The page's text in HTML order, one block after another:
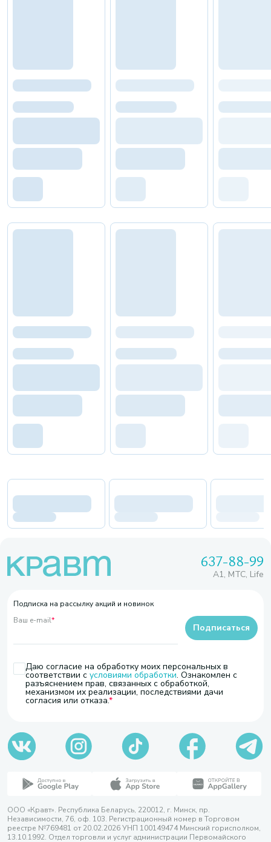
637-88-99
A1, МТС, Life
Подписка на рассылку акций и новинок
Ваш e-mail*
Даю согласие на обработку моих персональных в
соответствии с условиями обработки. Ознакомлен с
разъяснением прав, связанных с обработкой,
механизмом их реализации, последствиями дачи
согласия или отказа.
Подписаться
ООО «Кравт». Республика Беларусь, 220012, г. Минск, пр.
Независимости, 76, оф. 103. Регистрационный номер в Торговом
реестре №769481 от 20.02.2026 УНП 100149474 Минский горисполком,
13.10.1992. Отдел торговли и услуг администрации Первомайского